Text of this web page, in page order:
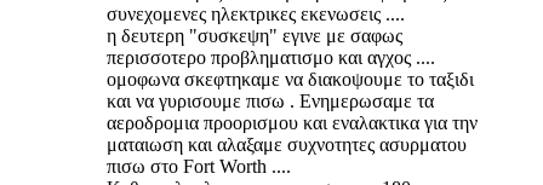
συνεχομενες ηλεκτρικες εκενωσεις ....
η δευτερη "συσκεψη" εγινε με σαφως
περισσοτερο προβληματισμο και αγχος ....
ομοφωνα σκεφτηκαμε να διακοψουμε το ταξιδι
και να γυρισουμε πισω . Ενημερωσαμε τα
αεροδρομια προορισμου και εναλακτικα για την
ματαιωση και αλαξαμε συχνοτητες ασυρματου
πισω στο Fort Worth ....